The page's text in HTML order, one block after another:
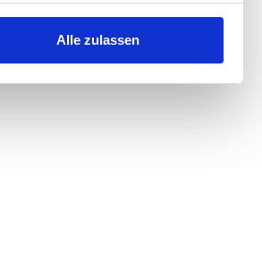
Alle zulassen